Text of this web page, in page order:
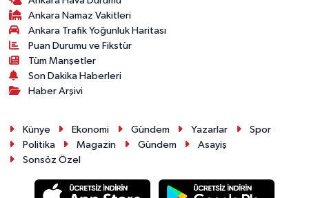
Ankara Namaz Vakitleri
Ankara Trafik Yoğunluk Haritası
Puan Durumu ve Fikstür
Tüm Manşetler
Son Dakika Haberleri
Haber Arşivi
Künye Ekonomi Gündem Yazarlar
Spor
Politika
Magazin Gündem
Asayiş
Sonsöz Özel